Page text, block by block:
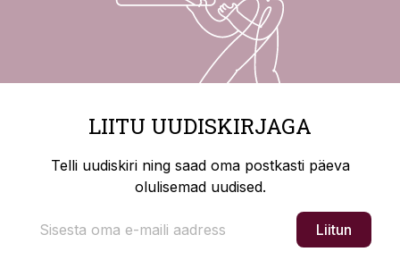
LIITU UUDISKIRJAGA
Telli uudiskiri ning saad oma postkasti päeva
olulisemad uudised.
Liitun